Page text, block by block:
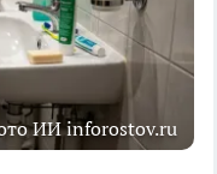
ИИ inforostov.ru